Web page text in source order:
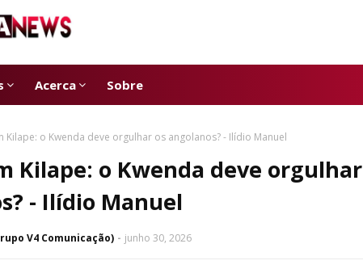
Acerca Sobre
Kilape: o Kwenda deve orgulhar os angolanos? - Ilídio Manuel
Kilape: o Kwenda deve orgulhar
- Ilídio Manuel
V4 Comunicação) junho 30, 2026